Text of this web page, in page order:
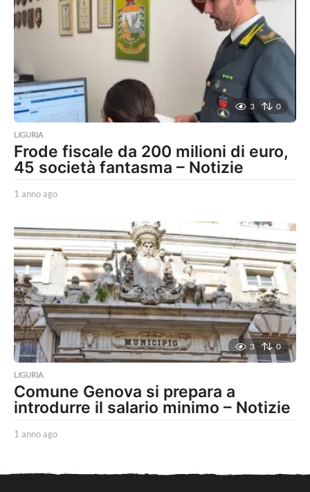
o
g
3 0
LIGURIA
Frode fiscale da 200 milioni di euro,
45 società fantasma – Notizie
1 anno ago
n
o
a
3 0
LIGURIA
Comune Genova si prepara a
introdurre il salario minimo – Notizie
1 anno ago
n